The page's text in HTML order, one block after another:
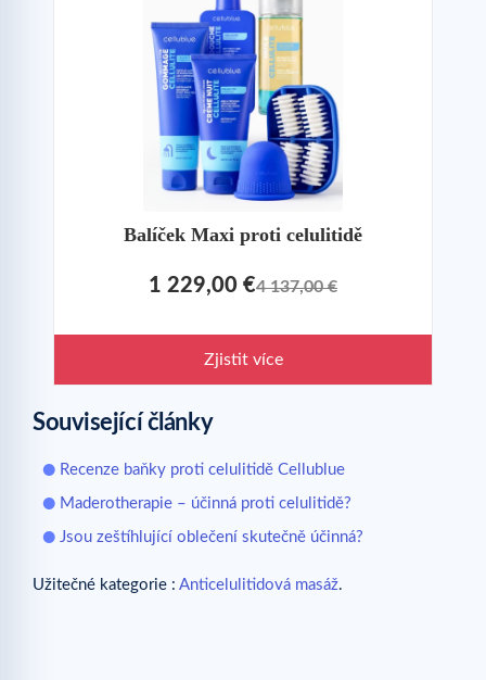
Balíček Maxi proti celulitidě
1 229,00 €4 137,00 €
Zjistit více
Související články
Recenze baňky proti celulitidě Cellublue
Maderotherapie – účinná proti celulitidě?
Jsou zeštíhlující oblečení skutečně účinná?
Užitečné kategorie : Anticelulitidová masáž.